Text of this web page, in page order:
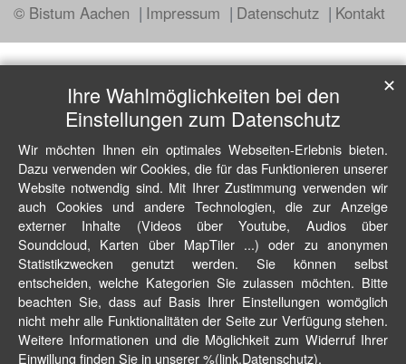
© Bistum Aachen Impressum Datenschutz Kontakt
Ihre Wahlmöglichkeiten bei den
Einstellungen zum Datenschutz
Wir möchten Ihnen ein optimales Webseiten-Erlebnis bieten.
Dazu verwenden wir Cookies, die für das Funktionieren unserer
Website notwendig sind. Mit Ihrer Zustimmung verwenden wir
auch Cookies und andere Technologien, die zur Anzeige
externer Inhalte (Videos über Youtube, Audios über
Soundcloud, Karten über MapTiler ...) oder zu anonymen
Statistikzwecken genutzt werden. Sie können selbst
entscheiden, welche Kategorien Sie zulassen möchten. Bitte
beachten Sie, dass auf Basis Ihrer Einstellungen womöglich
nicht mehr alle Funktionalitäten der Seite zur Verfügung stehen.
Weitere Informationen und die Möglichkeit zum Widerruf Ihrer
Einwillung finden Sie in unserer %(link.Datenschutz).
✕